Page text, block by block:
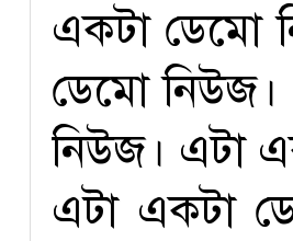
একটা ডেমো
ডেমো
নিউজ। এটা
এটা একটা